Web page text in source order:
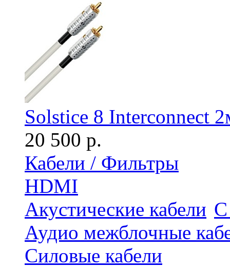
Solstice 8 Interconnect
20 500 р.
Кабели / Фильтры
HDMI
Акустические кабели С
Аудио межблочные
Силовые кабели